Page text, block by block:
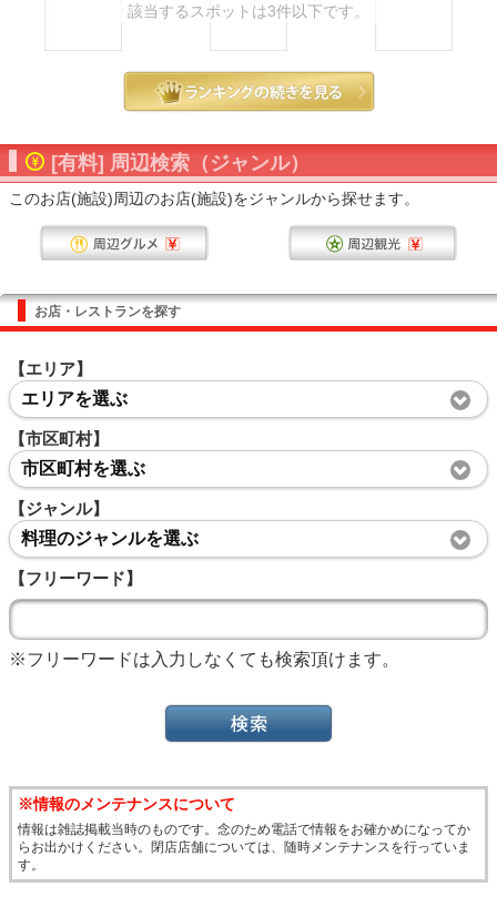
該当するスポットは3件以下です。
[有料] 周辺検索（ジャンル）
このお店(施設)周辺のお店(施設)をジャンルから探せます。
お店・レストランを探す
【エリア】
エリアを選ぶ
【市区町村】
市区町村を選ぶ
【ジャンル】
料理のジャンルを選ぶ
【フリーワード】
※フリーワードは入力しなくても検索頂けます。
※情報のメンテナンスについて
情報は雑誌掲載当時のものです。念のため電話で情報をお確かめになってか
らお出かけください。閉店店舗については、随時メンテナンスを行っていま
す。